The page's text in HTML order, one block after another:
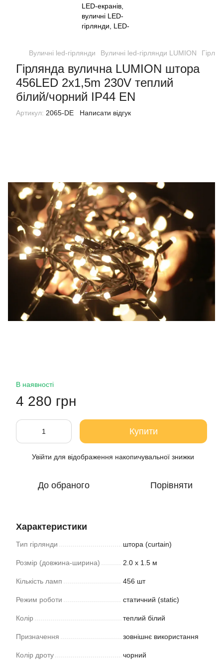
Вуличні led-гірлянди Вуличні led-гірлянди LUMION
Гірлянда вулична LUMION штора
456LED 2x1,5m 230V теплий
білий/чорний IP44 EN
Артикул: 2065-DE Написати відгук
В наявності
4 280 грн
Купити
Увійти для відображення накопичувальної знижки
До обраного Порівняти
Характеристики
Тип гірлянди штора (curtain)
Розмір (довжина-ширина) 2.0 х 1.5 м
Кількість ламп 456 шт
Режим роботи статичний (static)
Колір теплий білий
Призначення зовнішнє використання
Колір дроту чорний